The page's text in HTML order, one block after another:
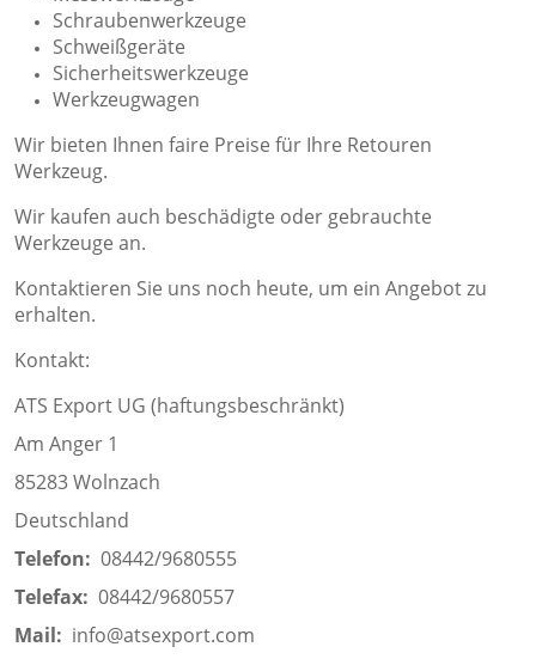
Schraubenwerkzeuge
Schweißgeräte
Sicherheitswerkzeuge
Werkzeugwagen
Wir bieten Ihnen faire Preise für Ihre Retouren
Werkzeug.
Wir kaufen auch beschädigte oder gebrauchte
Werkzeuge an.
Kontaktieren Sie uns noch heute, um ein Angebot zu
erhalten.
Kontakt:
ATS Export UG (haftungsbeschränkt)
Am Anger 1
85283 Wolnzach
Deutschland
Telefon: 08442/9680555
Telefax: 08442/9680557
Mail: info@atsexport.com